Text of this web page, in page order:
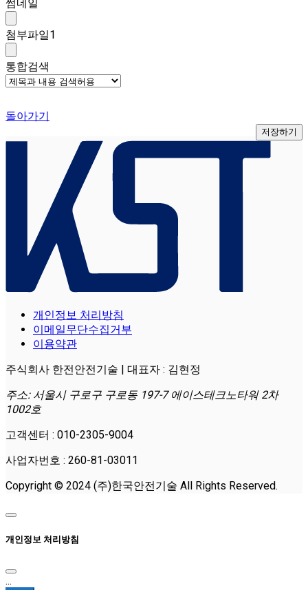
썸네일
첨부파일1
통합검색
돌아가기
저장하기
개인정보 처리방침
이메일무단수집거부
이용약관
주식회사 한전안전기술 | 대표자 : 김현정
주소: 서울시 구로구 구로동 197-7 에이스테크노타워 2차
1002호
고객센터 : 010-2305-9004
사업자번호 : 260-81-03011
Copyright © 2024 (주)한국안전기술 All Rights Reserved.
개인정보 처리방침
...